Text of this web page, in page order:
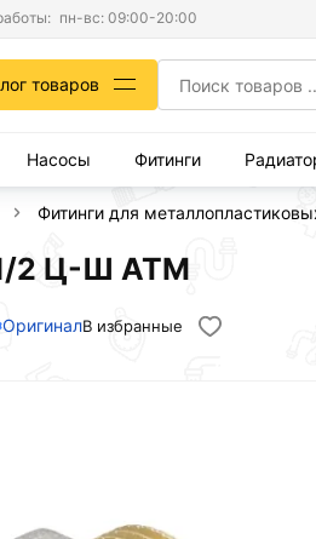
пн-вс: 09:00-20:00
товаров
Насосы Фитинги
Фитинги для
2 Ц-Ш АТМ
ОригиналВ избранные